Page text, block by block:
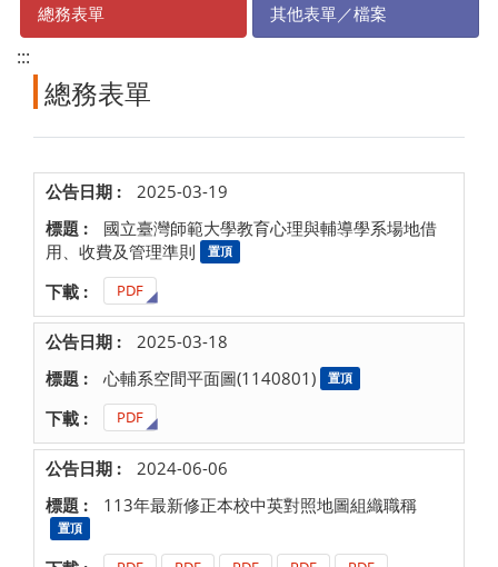
總務表單 其他表單／檔案
:::
總務表單
2025-03-19
國立臺灣師範大學教育心理與輔導學系場地借
用、收費及管理準則
置頂
PDF
2025-03-18
心輔系空間平面圖(1140801)
置頂
PDF
2024-06-06
113年最新修正本校中英對照地圖組織職稱
置頂